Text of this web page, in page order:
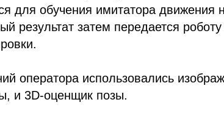
для обучения имитатора движения
результат затем передается
оператора использовались
и 3D-оценщик позы.